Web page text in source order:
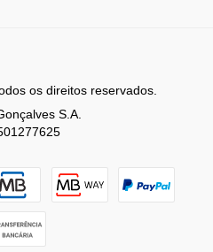
os direitos reservados.
S.A.